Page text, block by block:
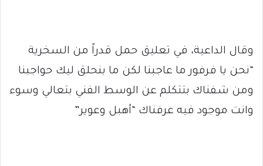
وقال الداعية، في تعليق حمل قدراً من السخرية
“نحن يا فرفور ما عاجبنا لكن ما بنحلق ليك حواجبنا
ومن شفناك بتتكلم عن الوسط الفني بتعالي وسوء
وانت موجود فيه عرفناك “أهبل وعوير”